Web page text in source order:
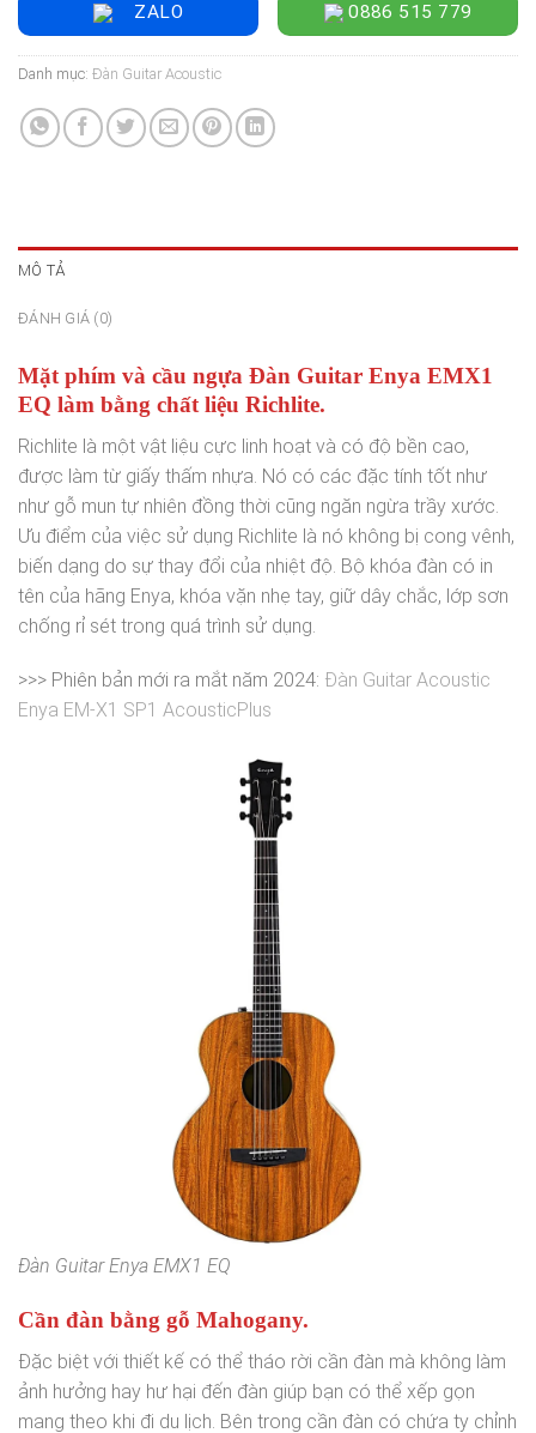
ZALO 0886 515 779
Danh mục: Đàn Guitar Acoustic
MÔ TẢ
ĐÁNH GIÁ (0)
Mặt phím và cầu ngựa Đàn Guitar Enya EMX1
EQ làm bằng chất liệu Richlite.
Richlite là một vật liệu cực linh hoạt và có độ bền cao,
được làm từ giấy thấm nhựa. Nó có các đặc tính tốt như
như gỗ mun tự nhiên đồng thời cũng ngăn ngừa trầy xước.
Ưu điểm của việc sử dụng Richlite là nó không bị cong vênh,
biến dạng do sự thay đổi của nhiệt độ. Bộ khóa đàn có in
tên của hãng Enya, khóa vặn nhẹ tay, giữ dây chắc, lớp sơn
chống rỉ sét trong quá trình sử dụng.
>>> Phiên bản mới ra mắt năm 2024: Đàn Guitar Acoustic
Enya EM-X1 SP1 AcousticPlus
Đàn Guitar Enya EMX1 EQ
Cần đàn bằng gỗ Mahogany.
Đặc biệt với thiết kế có thể tháo rời cần đàn mà không làm
ảnh hưởng hay hư hại đến đàn giúp bạn có thể xếp gọn
mang theo khi đi du lịch. Bên trong cần đàn có chứa ty chỉnh